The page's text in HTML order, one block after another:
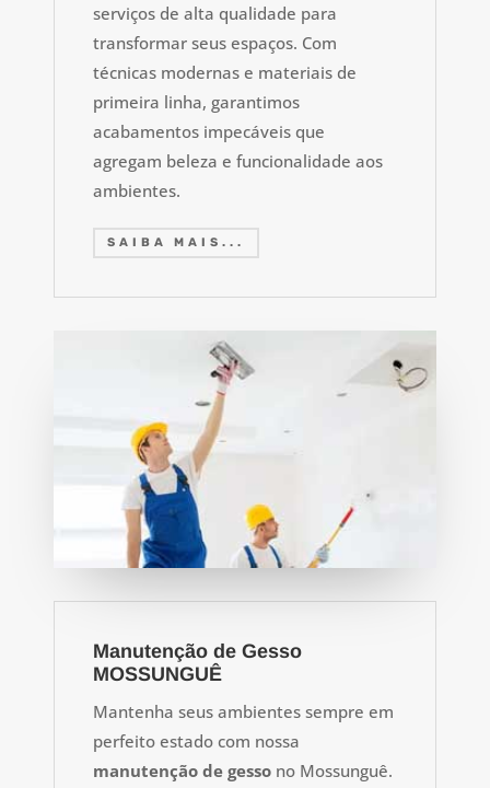
serviços de alta qualidade para
transformar seus espaços. Com
técnicas modernas e materiais de
primeira linha, garantimos
acabamentos impecáveis que
agregam beleza e funcionalidade aos
ambientes.
SAIBA MAIS...
Manutenção de Gesso
MOSSUNGUÊ
Mantenha seus ambientes sempre em
perfeito estado com nossa
manutenção de gesso no Mossunguê.